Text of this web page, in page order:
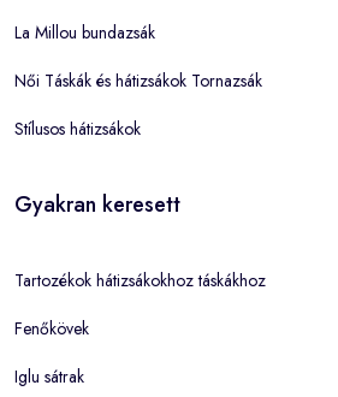
La Millou bundazsák
Női Táskák és hátizsákok Tornazsák
Stílusos hátizsákok
Gyakran keresett
Tartozékok hátizsákokhoz táskákhoz
Fenőkövek
Iglu sátrak